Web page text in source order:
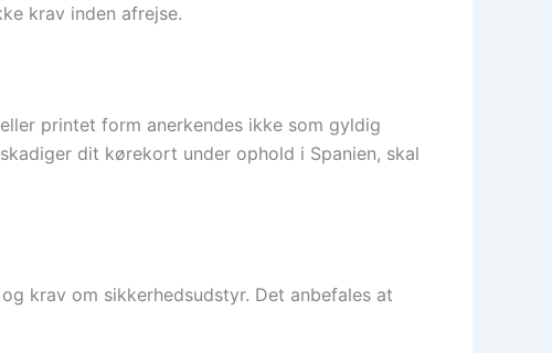
krav inden afrejse.
printet form anerkendes ikke som gyldig
dit kørekort under ophold i Spanien, skal
krav om sikkerhedsudstyr. Det anbefales at